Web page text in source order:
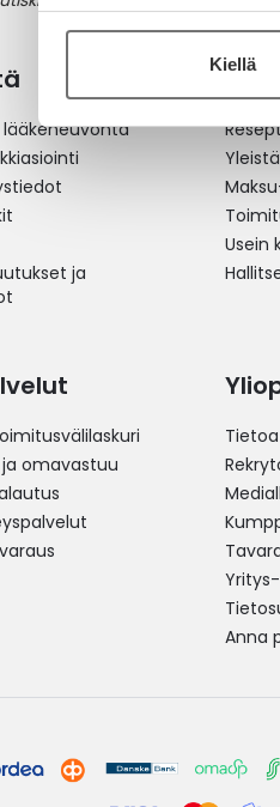
Kiellä
lääkeneuvonta
ja
Usein
omavastuu
Anna